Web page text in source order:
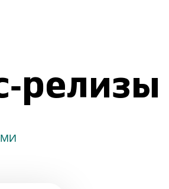
релизы